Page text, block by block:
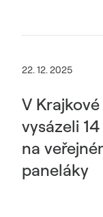
22. 12. 2025
V
vysázeli
na
paneláky